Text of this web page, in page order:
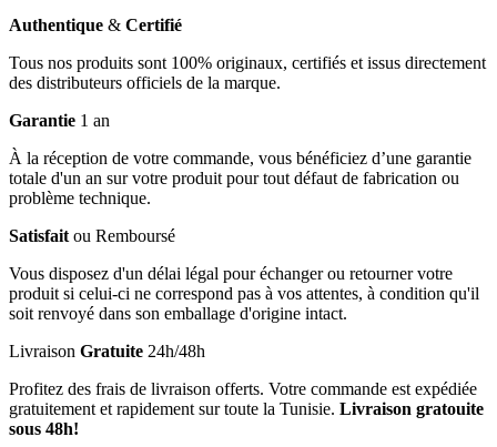
Authentique & Certifié
Tous nos produits sont 100% originaux, certifiés et issus directement
des distributeurs officiels de la marque.
Garantie 1 an
À la réception de votre commande, vous bénéficiez d’une garantie
totale d'un an sur votre produit pour tout défaut de fabrication ou
problème technique.
Satisfait ou Remboursé
Vous disposez d'un délai légal pour échanger ou retourner votre
produit si celui-ci ne correspond pas à vos attentes, à condition qu'il
soit renvoyé dans son emballage d'origine intact.
Livraison Gratuite 24h/48h
Profitez des frais de livraison offerts. Votre commande est expédiée
gratuitement et rapidement sur toute la Tunisie. Livraison gratouite
sous 48h!